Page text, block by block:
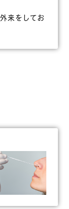
来をしてお